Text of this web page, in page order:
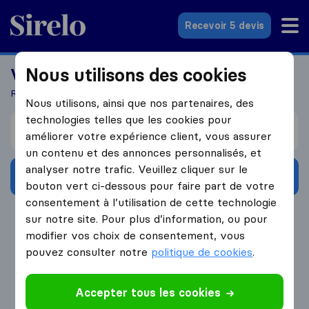
Sirelo.fr
Recevoir 5 devis
Vous recherchez un déménageur?
Recevez 5 devis en seulement 3 étapes
Je déménage de
Obtenir devis gratuits
4.3 793 Avis Google
Nous utilisons des cookies
Nous utilisons, ainsi que nos partenaires, des
technologies telles que les cookies pour
améliorer votre expérience client, vous assurer
un contenu et des annonces personnalisés, et
analyser notre trafic. Veuillez cliquer sur le
bouton vert ci-dessous pour faire part de votre
consentement à l’utilisation de cette technologie
sur notre site. Pour plus d’information, ou pour
modifier vos choix de consentement, vous
pouvez consulter notre politique de cookies.
Accepter tous les cookies